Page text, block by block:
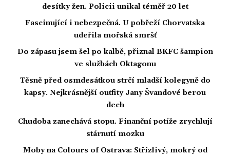
desítky žen. Policii unikal téměř 20 let
Fascinující i nebezpečná. U pobřeží Chorvatska
udeřila mořská smršť
Do zápasu jsem šel po kalbě, přiznal BKFC šampion
ve službách Oktagonu
Těsně před osmdesátkou strčí mladší kolegyně do
kapsy. Nejkrásnější outfity Jany Švandové berou
dech
Chudoba zanechává stopu. Finanční potíže zrychlují
stárnutí mozku
Moby na Colours of Ostrava: Střízlivý, mokrý od